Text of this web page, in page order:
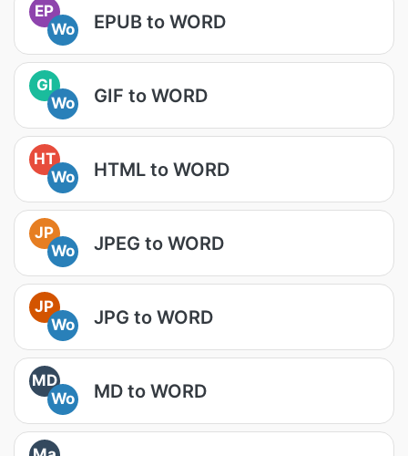
EP
Wo
EPUB to WORD
GI
Wo
GIF to WORD
HT
Wo
HTML to WORD
JP
Wo
JPEG to WORD
JP
Wo
JPG to WORD
MD
Wo
MD to WORD